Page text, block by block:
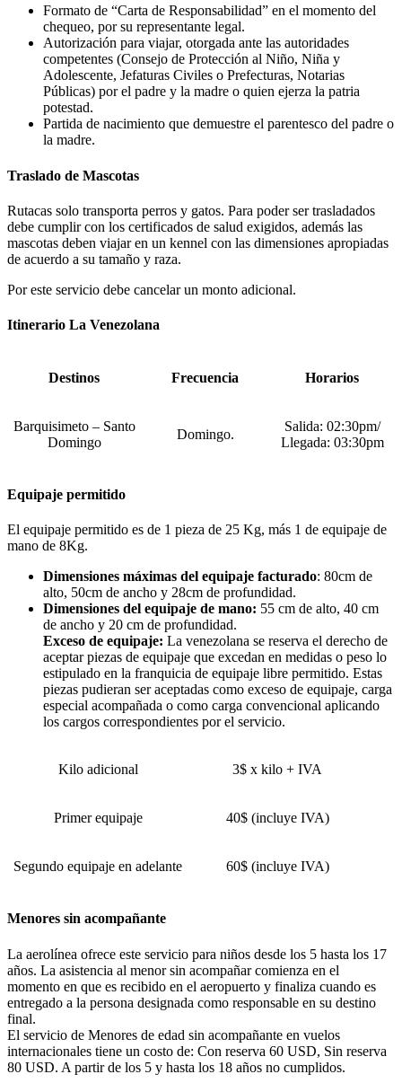
Formato de “Carta de Responsabilidad” en el momento del
chequeo, por su representante legal.
Autorización para viajar, otorgada ante las autoridades
competentes (Consejo de Protección al Niño, Niña y
Adolescente, Jefaturas Civiles o Prefecturas, Notarias
Públicas) por el padre y la madre o quien ejerza la patria
potestad.
Partida de nacimiento que demuestre el parentesco del padre o
la madre.
Traslado de Mascotas
Rutacas solo transporta perros y gatos. Para poder ser trasladados
debe cumplir con los certificados de salud exigidos, además las
mascotas deben viajar en un kennel con las dimensiones apropiadas
de acuerdo a su tamaño y raza.
Por este servicio debe cancelar un monto adicional.
Itinerario La Venezolana
Destinos Frecuencia Horarios
Barquisimeto – Santo
Domingo
Domingo.
Salida: 02:30pm/
Llegada: 03:30pm
Equipaje permitido
El equipaje permitido es de 1 pieza de 25 Kg, más 1 de equipaje de
mano de 8Kg.
Dimensiones máximas del equipaje facturado: 80cm de
alto, 50cm de ancho y 28cm de profundidad.
Dimensiones del equipaje de mano: 55 cm de alto, 40 cm
de ancho y 20 cm de profundidad.
Exceso de equipaje: La venezolana se reserva el derecho de
aceptar piezas de equipaje que excedan en medidas o peso lo
estipulado en la franquicia de equipaje libre permitido. Estas
piezas pudieran ser aceptadas como exceso de equipaje, carga
especial acompañada o como carga convencional aplicando
los cargos correspondientes por el servicio.
Kilo adicional 3$ x kilo + IVA
Primer equipaje 40$ (incluye IVA)
Segundo equipaje en adelante 60$ (incluye IVA)
Menores sin acompañante
La aerolínea ofrece este servicio para niños desde los 5 hasta los 17
años. La asistencia al menor sin acompañar comienza en el
momento en que es recibido en el aeropuerto y finaliza cuando es
entregado a la persona designada como responsable en su destino
final.
El servicio de Menores de edad sin acompañante en vuelos
internacionales tiene un costo de: Con reserva 60 USD, Sin reserva
80 USD. A partir de los 5 y hasta los 18 años no cumplidos.